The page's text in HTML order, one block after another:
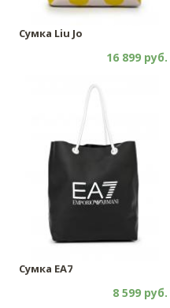
Сумка Liu Jo
16 899 руб.
Сумка EA7
8 599 руб.